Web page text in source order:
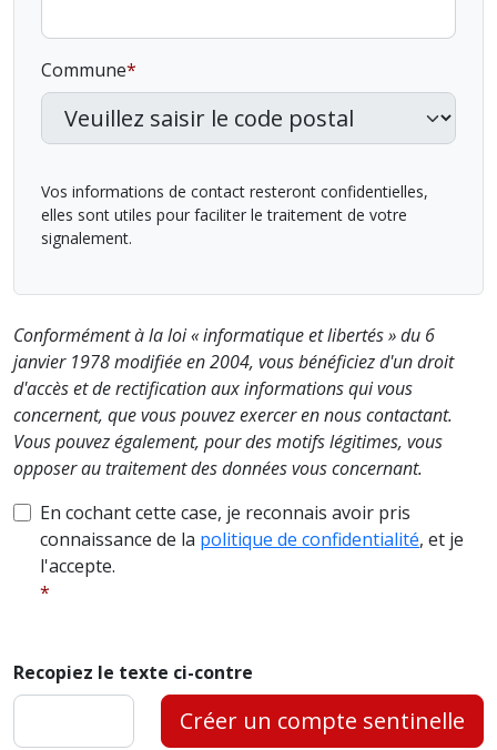
Commune
Vos informations de contact resteront confidentielles,
elles sont utiles pour faciliter le traitement de votre
signalement.
Conformément à la loi « informatique et libertés » du 6
janvier 1978 modifiée en 2004, vous bénéficiez d'un droit
d'accès et de rectification aux informations qui vous
concernent, que vous pouvez exercer en nous contactant.
Vous pouvez également, pour des motifs légitimes, vous
opposer au traitement des données vous concernant.
En cochant cette case, je reconnais avoir pris
connaissance de la politique de confidentialité, et je
l'accepte.
Recopiez le texte ci-contre
Créer un compte sentinelle